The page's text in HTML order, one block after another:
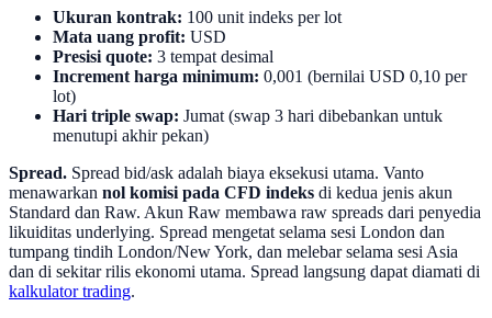
Ukuran kontrak: 100 unit indeks per lot
Mata uang profit: USD
Presisi quote: 3 tempat desimal
Increment harga minimum: 0,001 (bernilai USD 0,10 per
lot)
Hari triple swap: Jumat (swap 3 hari dibebankan untuk
menutupi akhir pekan)
Spread. Spread bid/ask adalah biaya eksekusi utama. Vanto
menawarkan nol komisi pada CFD indeks di kedua jenis akun
Standard dan Raw. Akun Raw membawa raw spreads dari penyedia
likuiditas underlying. Spread mengetat selama sesi London dan
tumpang tindih London/New York, dan melebar selama sesi Asia
dan di sekitar rilis ekonomi utama. Spread langsung dapat diamati di
kalkulator trading.